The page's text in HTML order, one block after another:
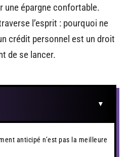
une épargne confortable.
l’esprit : pourquoi ne
crédit personnel est un droit
de se lancer.
anticipé n’est pas la meilleure